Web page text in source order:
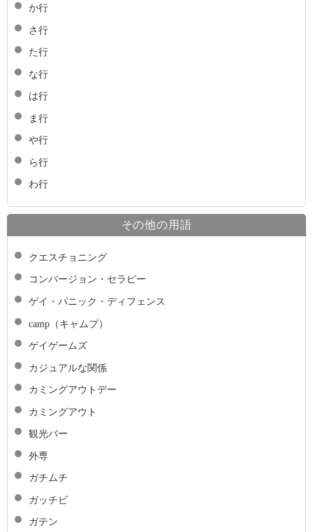
か行
さ行
た行
な行
は行
ま行
や行
ら行
わ行
その他の用語
クエスチョニング
コンバージョン・セラピー
ゲイ・パニック・ディフェンス
camp（キャムプ）
ゲイゲームズ
カジュアルな関係
カミングアウトデー
カミングアウト
観光バー
外専
ガチムチ
ガッチビ
ガテン